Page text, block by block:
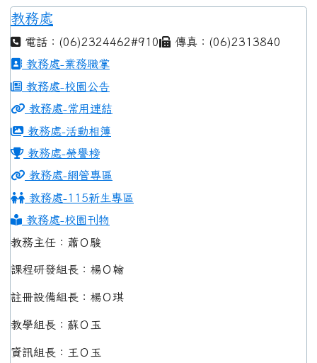
教務處
電話：(06)2324462#910
傳真：(06)2313840
教務處-業務職掌
教務處-校園公告
教務處-常用連結
教務處-活動相簿
教務處-榮譽榜
教務處-網管專區
教務處-115新生專區
教務處-校園刊物
教務主任：蕭Ｏ駿
課程研發組長：楊Ｏ翰
註冊設備組長：楊Ｏ琪
教學組長：蘇Ｏ玉
資訊組長：王Ｏ玉